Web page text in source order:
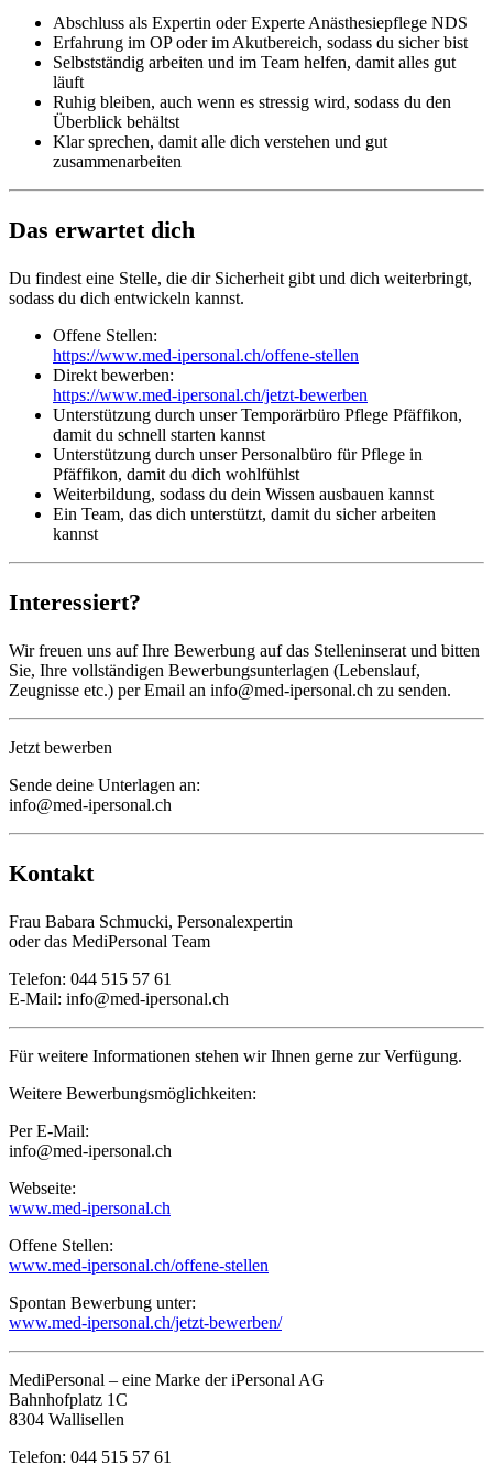
Abschluss als Expertin oder Experte Anästhesiepflege NDS
Erfahrung im OP oder im Akutbereich, sodass du sicher bist
Selbstständig arbeiten und im Team helfen, damit alles gut
läuft
Ruhig bleiben, auch wenn es stressig wird, sodass du den
Überblick behältst
Klar sprechen, damit alle dich verstehen und gut
zusammenarbeiten
Das erwartet dich
Du findest eine Stelle, die dir Sicherheit gibt und dich weiterbringt,
sodass du dich entwickeln kannst.
Offene Stellen:
https://www.med-ipersonal.ch/offene-stellen
Direkt bewerben:
https://www.med-ipersonal.ch/jetzt-bewerben
Unterstützung durch unser Temporärbüro Pflege Pfäffikon,
damit du schnell starten kannst
Unterstützung durch unser Personalbüro für Pflege in
Pfäffikon, damit du dich wohlfühlst
Weiterbildung, sodass du dein Wissen ausbauen kannst
Ein Team, das dich unterstützt, damit du sicher arbeiten
kannst
Interessiert?
Wir freuen uns auf Ihre Bewerbung auf das Stelleninserat und bitten
Sie, Ihre vollständigen Bewerbungsunterlagen (Lebenslauf,
Zeugnisse etc.) per Email an info@med-ipersonal.ch zu senden.
Jetzt bewerben
Sende deine Unterlagen an:
info@med-ipersonal.ch
Kontakt
Frau Babara Schmucki, Personalexpertin
oder das MediPersonal Team
Telefon: 044 515 57 61
E-Mail: info@med-ipersonal.ch
Für weitere Informationen stehen wir Ihnen gerne zur Verfügung.
Weitere Bewerbungsmöglichkeiten:
Per E-Mail:
info@med-ipersonal.ch
Webseite:
www.med-ipersonal.ch
Offene Stellen:
www.med-ipersonal.ch/offene-stellen
Spontan Bewerbung unter:
www.med-ipersonal.ch/jetzt-bewerben/
MediPersonal – eine Marke der iPersonal AG
Bahnhofplatz 1C
8304 Wallisellen
Telefon: 044 515 57 61